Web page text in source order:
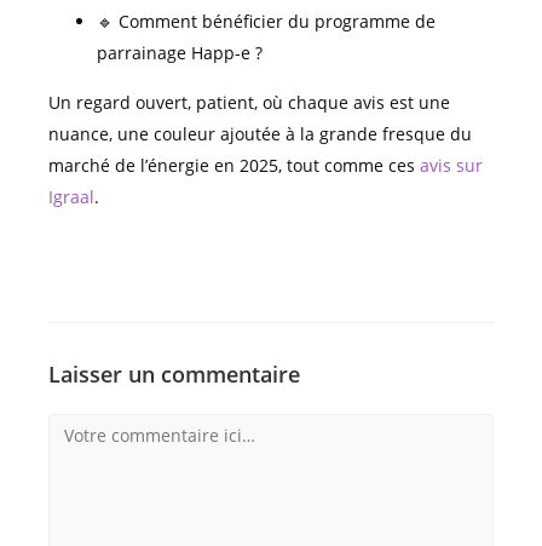
🔹 Comment bénéficier du programme de
parrainage Happ-e ?
Un regard ouvert, patient, où chaque avis est une
nuance, une couleur ajoutée à la grande fresque du
marché de l’énergie en 2025, tout comme ces avis sur
Igraal.
Laisser un commentaire